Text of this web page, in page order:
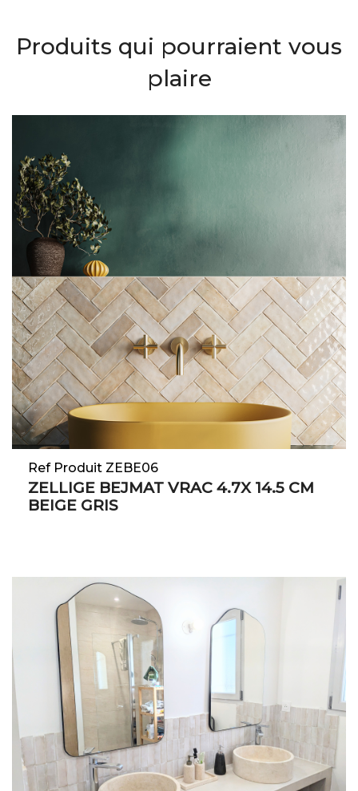
Produits qui pourraient vous
plaire
Ref Produit ZEBE06
ZELLIGE BEJMAT VRAC 4.7X 14.5 CM
BEIGE GRIS